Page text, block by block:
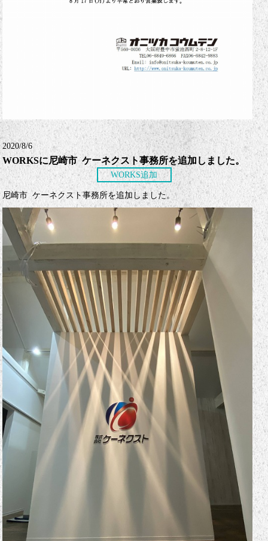
2020/8/6
WORKSに尼崎市 ケーネクスト事務所を追加しました。
WORKS追加
尼崎市 ケーネクスト事務所を追加しました。